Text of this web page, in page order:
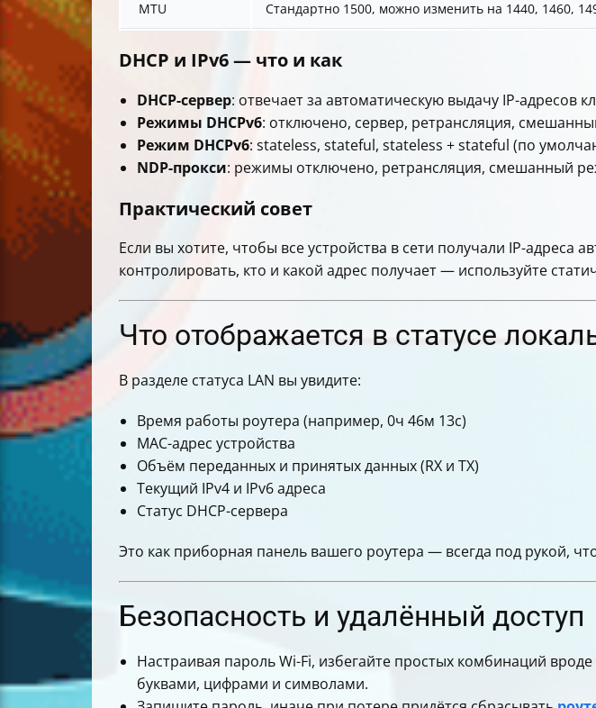
MTU Стандартно 1500, можно изменить на 1440, 1460,
DHCP и IPv6 — что и как
DHCP-сервер: отвечает за автоматическую выдачу IP-адресов
Режимы DHCPv6: отключено, сервер, ретрансляция,
Режим DHCPv6: stateless, stateful, stateless + stateful (по
NDP-прокси: режимы отключено, ретрансляция, смешанный
Практический совет
Если вы хотите, чтобы все устройства в сети получали IP-адреса
контролировать, кто и какой адрес получает — используйте
Что отображается в статусе
В разделе статуса LAN вы увидите:
Время работы роутера (например, 0ч 46м 13с)
MAC-адрес устройства
Объём переданных и принятых данных (RX и TX)
Текущий IPv4 и IPv6 адреса
Статус DHCP-сервера
Это как приборная панель вашего роутера — всегда под рукой,
Безопасность и удалённый доступ
Настраивая пароль Wi-Fi, избегайте простых комбинаций
буквами, цифрами и символами.